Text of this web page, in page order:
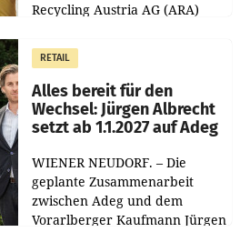
Recycling Austria AG (ARA)
Müller die Initiative „Kreislauf-
Helden“ in allen
österreichischen Müller-Filialen
RETAIL
Alles bereit für den
Wechsel: Jürgen Albrecht
setzt ab 1.1.2027 auf Adeg
WIENER NEUDORF. – Die
geplante Zusammenarbeit
zwischen Adeg und dem
Vorarlberger Kaufmann Jürgen